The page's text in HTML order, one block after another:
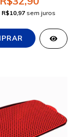
R$10,97 sem juros